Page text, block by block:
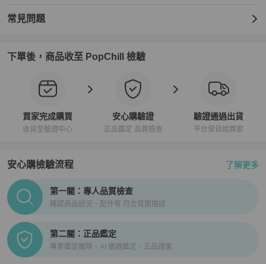
常見問題
下單後，商品收至 PopChill 檢驗
買家完成購買
收貨至驗證中心
安心購驗證
正品鑑定 品質檢查
驗證通過出貨
平台發貨給買家
安心購檢驗流程 了解更多
PopChill拍拍圈正品驗證、安心購檢驗流程介紹
第一關：專人品質檢查
確認商品狀況、配件等 符合頁面描述
第二關：正品鑑定
專業鑑定團隊、AI 儀器鑑定、正品證書